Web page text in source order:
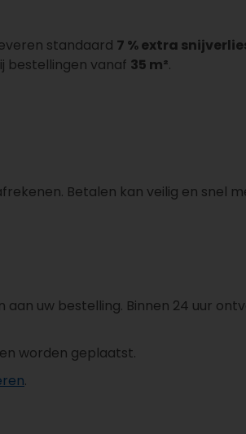
standaard 7 % extra
bestellingen vanaf 35 m².
Betalen kan veilig en snel
uw bestelling. Binnen 24 uur
worden geplaatst.
.